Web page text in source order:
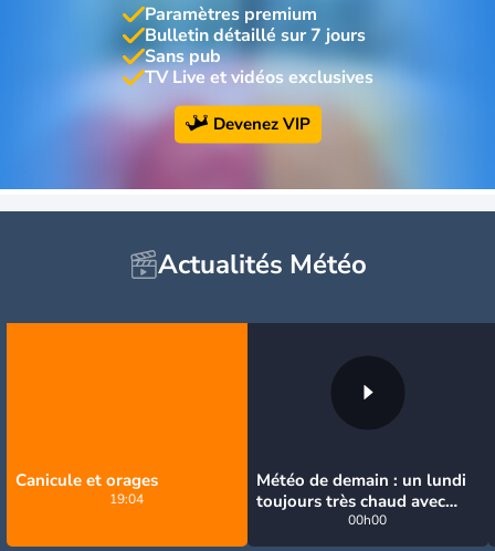
Paramètres premium
Bulletin détaillé sur 7 jours
Sans pub
TV Live et vidéos exclusives
Devenez VIP
Actualités Météo
Canicule et orages
19:04
Météo de demain : un lundi
toujours très chaud avec
quelques orages
00h00